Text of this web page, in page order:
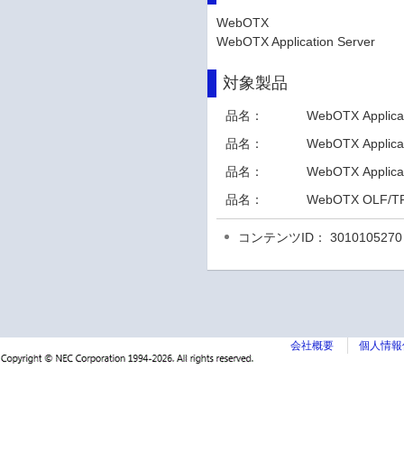
WebOTX
WebOTX Application Server
対象製品
品名：
WebOTX
品名：
WebOTX
品名：
WebOTX
品名：
WebOTX OLF/
コンテンツID： 3010105270
会社概要 個人情